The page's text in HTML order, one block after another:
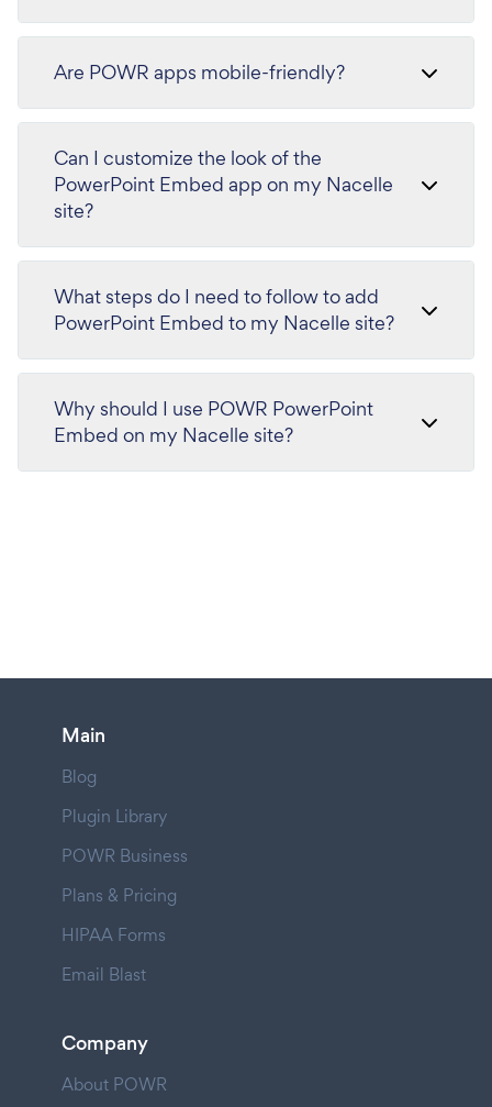
Are POWR apps mobile-friendly?
Can I customize the look of the
PowerPoint Embed app on my Nacelle
site?
What steps do I need to follow to add
PowerPoint Embed to my Nacelle site?
Why should I use POWR PowerPoint
Embed on my Nacelle site?
Main
Blog
Plugin Library
POWR Business
Plans & Pricing
HIPAA Forms
Email Blast
Company
About POWR